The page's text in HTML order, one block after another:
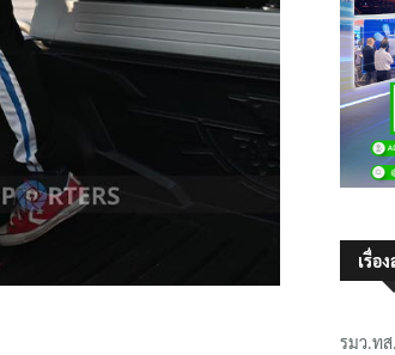
เรื่อ
รมว.ทส